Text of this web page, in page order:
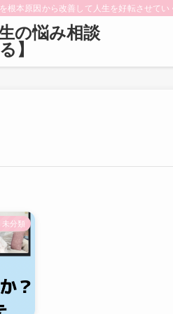
根本原因から改善して人生を好転させてい
の悩み相談
】
未分類